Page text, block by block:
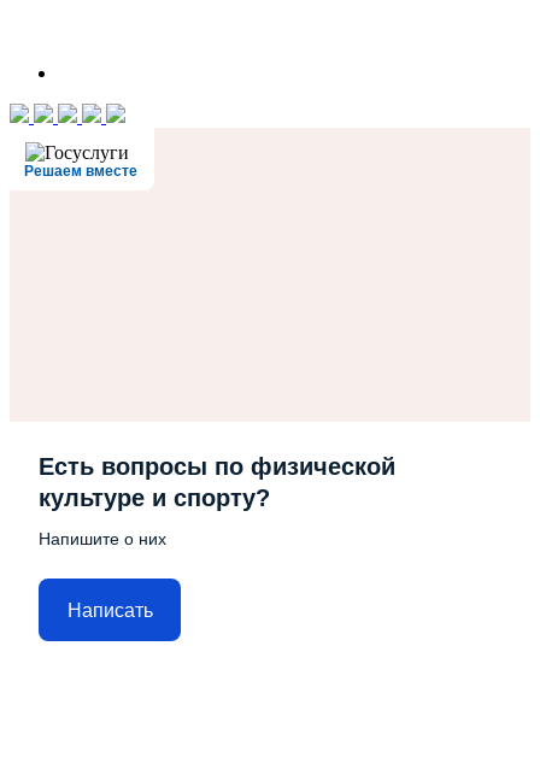
Решаем вместе
Есть вопросы по физической
культуре и спорту?
Напишите о них
Написать